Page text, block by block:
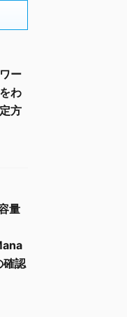
ー
わ
方
量
認